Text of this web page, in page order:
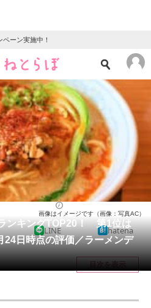
ーン実施中！
ニュース
クイズ
地域
教育・育児
リサーチ
ンキングTOP20！ 第1位は
24日時点の評価／ラーメンデ
画像はイメージです（画像：写真AC）
LINE hatena
目次を表示